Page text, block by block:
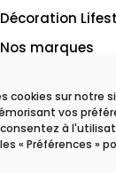
cookies sur notre
vos
à
« Préférences »
Décoration
Nos marques